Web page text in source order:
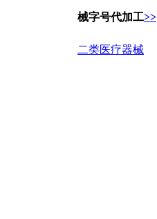
械字号代加工>>
二类医疗器械